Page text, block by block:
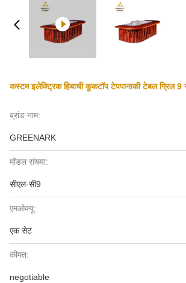
कस्टम इलेक्ट्रिक हिबाची कुकटॉप टेपपानाकी टेबल ग्रिल 9
ब्रांड नाम:
GREENARK
मॉडल संख्या:
सीएल-सी9
एमओक्यू:
एक सेट
कीमत:
negotiable